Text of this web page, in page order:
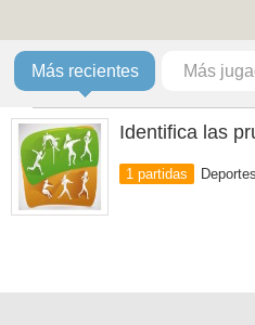
Más recientes Más
Identifica las
1 partidas Deportes